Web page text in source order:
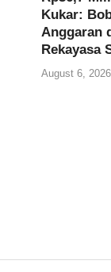
Kukar:
Anggaran
Rekayasa
August 6, 2026